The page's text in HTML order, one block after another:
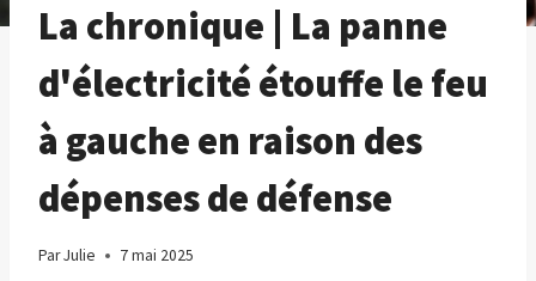
La chronique | La panne
d'électricité étouffe le feu
à gauche en raison des
dépenses de défense
ParJulie 7 mai 2025